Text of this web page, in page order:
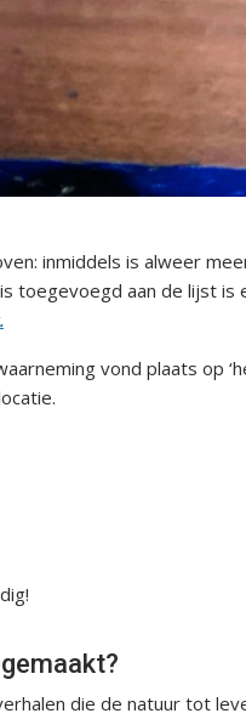
inmiddels is alweer
toegevoegd aan de lijst
vond plaats op
die de natuur tot